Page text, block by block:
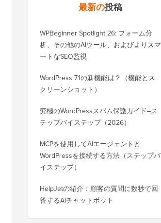
最新の投稿
WPBeginner Spotlight 26: フォーム分
析、その他のAIツール、およびよりスマ
ートなSEO監視
WordPress 7.1の新機能は？（機能とス
クリーンショット）
究極のWordPressスパム保護ガイド–ス
テップバイステップ（2026）
MCPを使用してAIエージェントと
WordPressを接続する方法（ステップバ
イステップ）
HelpJetの紹介：顧客の質問に数秒で回
答するAIチャットボット